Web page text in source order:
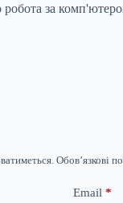
за
Обов’язкові
Email *